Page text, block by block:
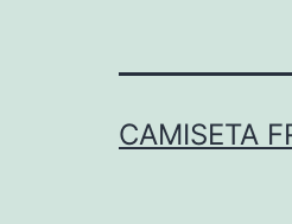
CAMISETA